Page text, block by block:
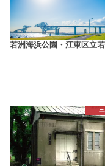
若洲海浜公園・江東区立